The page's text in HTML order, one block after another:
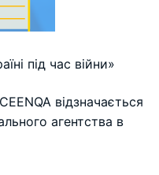
під час війни»
відзначається
агентства в